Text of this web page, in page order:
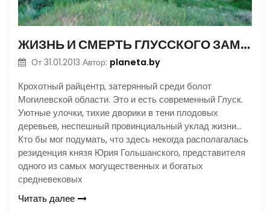
ЖИЗНЬ И СМЕРТЬ ГЛУССКОГО ЗАМКА
От 31.01.2013 Автор: planeta.by
Крохотный райцентр, затерянный среди болот
Могилевской области. Это и есть современный Глуск.
Уютные улочки, тихие дворики в тени плодовых
деревьев, неспешный провинциальный уклад жизни…
Кто бы мог подумать, что здесь некогда располагалась
резиденция князя Юрия Гольшанского, представителя
одного из самых могущественных и богатых
средневековых
Читать далее